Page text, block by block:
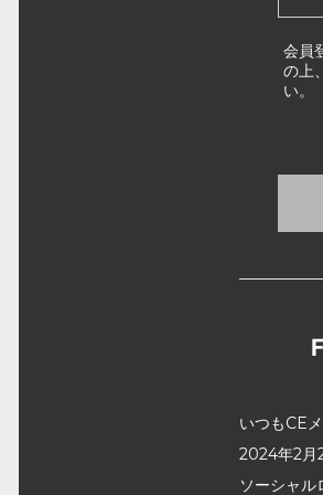
会員
の上
い。
いつもCE
2024年2月
ソーシャ